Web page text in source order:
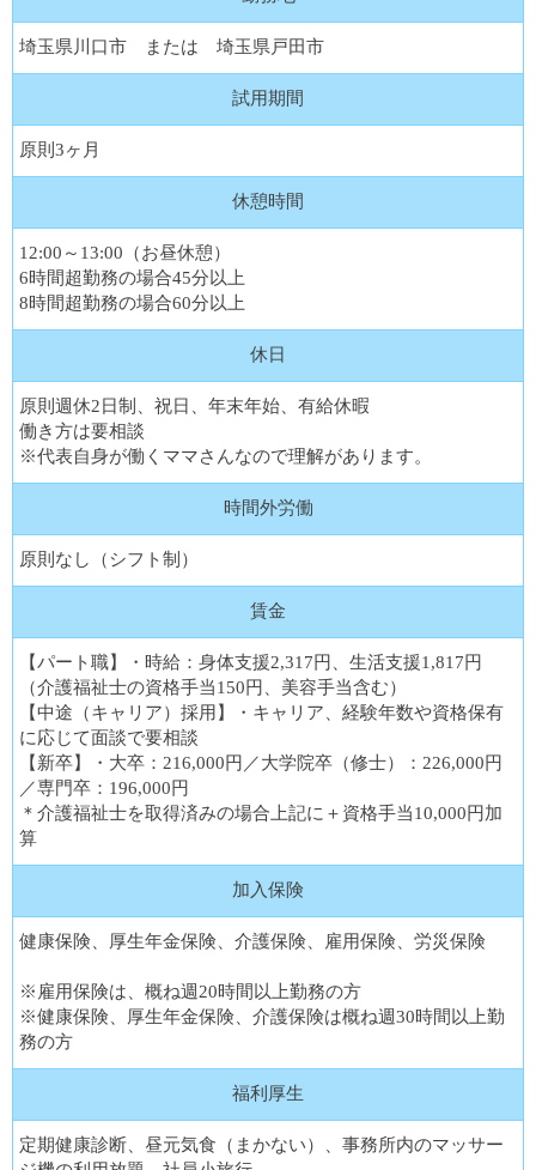
埼玉県川口市 または 埼玉県戸田市
試用期間
原則3ヶ月
休憩時間
12:00～13:00（お昼休憩）
6時間超勤務の場合45分以上
8時間超勤務の場合60分以上
休日
原則週休2日制、祝日、年末年始、有給休暇
働き方は要相談
※代表自身が働くママさんなので理解があります。
時間外労働
原則なし（シフト制）
賃金
【パート職】・時給：身体支援2,317円、生活支援1,817円
（介護福祉士の資格手当150円、美容手当含む）
【中途（キャリア）採用】・キャリア、経験年数や資格保有
に応じて面談で要相談
【新卒】・大卒：216,000円／大学院卒（修士）：226,000円
／専門卒：196,000円
＊介護福祉士を取得済みの場合上記に＋資格手当10,000円加
算
加入保険
健康保険、厚生年金保険、介護保険、雇用保険、労災保険
※雇用保険は、概ね週20時間以上勤務の方
※健康保険、厚生年金保険、介護保険は概ね週30時間以上勤
務の方
福利厚生
定期健康診断、昼元気食（まかない）、事務所内のマッサー